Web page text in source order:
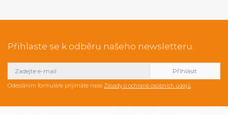
Přihlaste se k odběru našeho newsletteru.
Odesláním formuláře přijímáte naše Zásady o ochraně osobních údajů.